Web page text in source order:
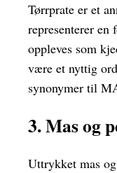
Tørrprate er et
representerer en
oppleves som
være et nyttig
synonymer til
3. Mas og
Uttrykket mas